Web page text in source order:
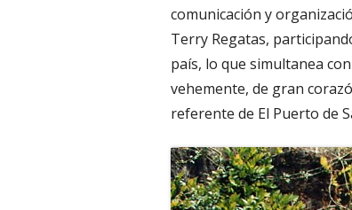
comunicación y
Terry Regatas,
país, lo que simultanea
vehemente, de gran
referente de El Puerto de